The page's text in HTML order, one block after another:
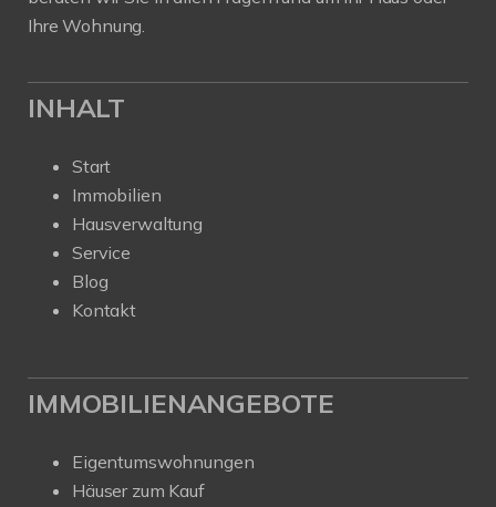
Ihre Wohnung.
INHALT
Start
Immobilien
Hausverwaltung
Service
Blog
Kontakt
IMMOBILIENANGEBOTE
Eigentumswohnungen
Häuser zum Kauf